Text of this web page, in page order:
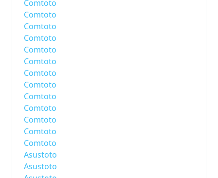
Comtoto
Comtoto
Comtoto
Comtoto
Comtoto
Comtoto
Comtoto
Comtoto
Comtoto
Comtoto
Comtoto
Comtoto
Comtoto
Asustoto
Asustoto